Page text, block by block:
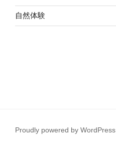
自然体験
Proudly powered by WordPress